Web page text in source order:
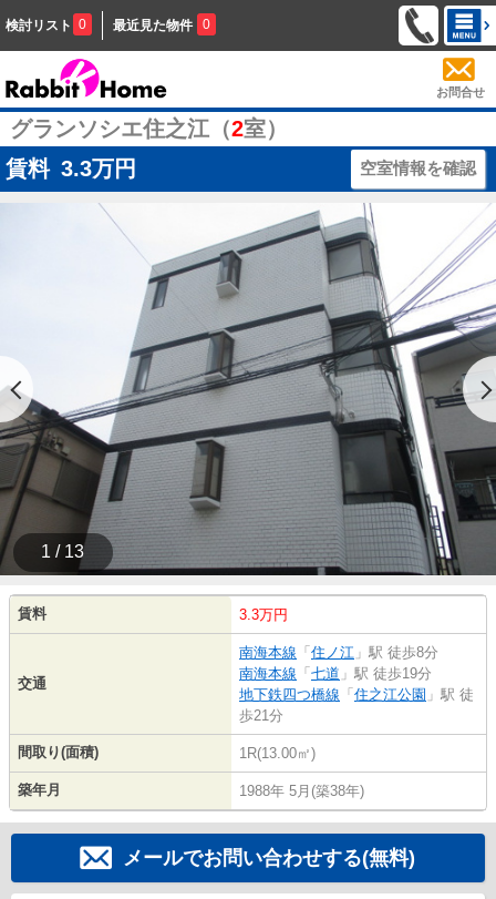
検討リスト 0 最近見た物件 0
お問合せ
グランソシエ住之江（2室）
賃料 3.3万円 空室情報を確認
1 / 13
賃料 3.3万円
交通
南海本線 「 住ノ江 」駅 徒歩8分
南海本線 「 七道 」駅 徒歩19分
地下鉄四つ橋線 「 住之江公園 」駅 徒
歩21分
間取り(面積) 1R(13.00㎡)
築年月 1988年 5月(築38年)
メールでお問い合わせする(無料)